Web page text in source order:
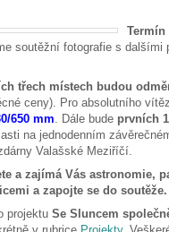
Termín
soutěžní fotografie s
třech místech budou
ceny). Pro absolutního
650 mm. Dále bude prvních
na jednodenním
Valašské Meziříčí.
a zajímá Vás astronomie,
a zapojte se do soutěže.
projektu Se Sluncem